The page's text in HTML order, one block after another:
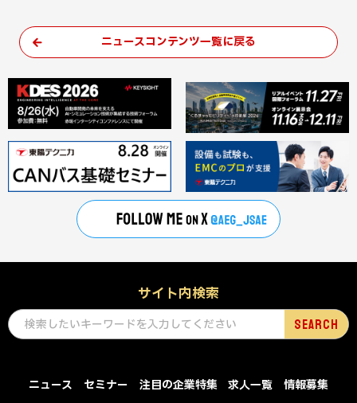
ニュースコンテンツ一覧に戻る
サイト内検索
ニュース セミナー 注目の企業特集 求人一覧 情報募集